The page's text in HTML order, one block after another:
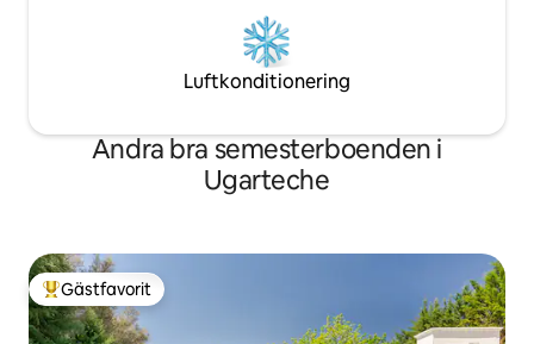
Luftkonditionering
Andra bra semesterboenden i
Ugarteche
Populär gästfavorit
Gästfavorit